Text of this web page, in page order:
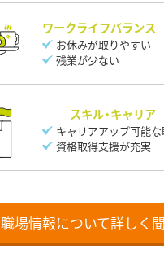
ワークライフバランス
お休みが取りやすい
残業が少ない
スキル・キャリア
キャリアアップ可能
資格取得支援が充実
職場情報について詳しく